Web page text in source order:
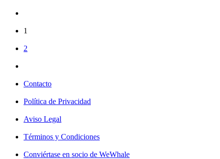
1
2
Contacto
Política de Privacidad
Aviso Legal
Términos y Condiciones
Conviértase en socio de WeWhale